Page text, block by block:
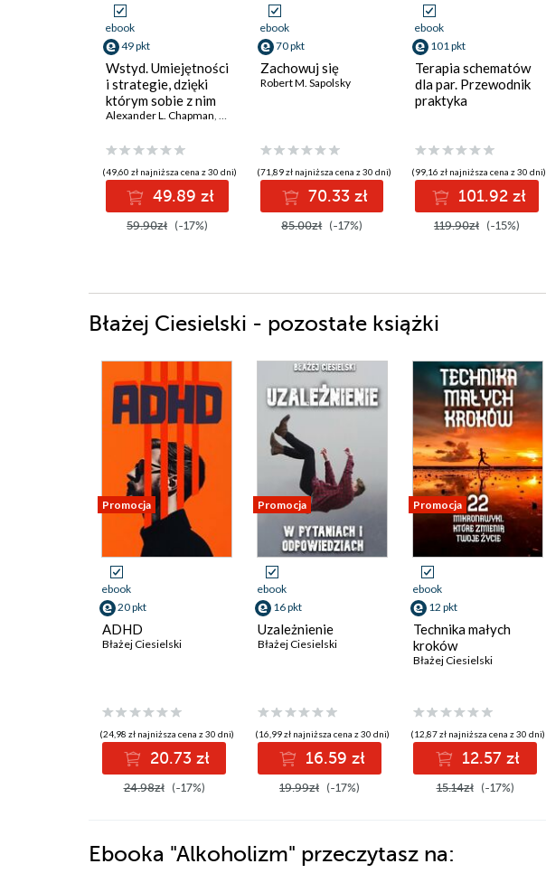
ebook
49 pkt
Wstyd. Umiejętności
i strategie, dzięki
którym sobie z nim
poradzisz
Alexander L. Chapman, Kim L. Gratz
(49,60 zł najniższa cena z 30 dni)
49.89 zł
59.90zł (-17%)
ebook
70 pkt
Zachowuj się
Robert M. Sapolsky
(71,89 zł najniższa cena z 30 dni)
70.33 zł
85.00zł (-17%)
ebook
101 pkt
Terapia schematów
dla par. Przewodnik
praktyka
(99,16 zł najniższa cena z 30 dni)
101.92 zł
119.90zł (-15%)
Błażej Ciesielski - pozostałe książki
Promocja
ebook
20 pkt
ADHD
Błażej Ciesielski
(24,98 zł najniższa cena z 30 dni)
20.73 zł
24.98zł (-17%)
Promocja
ebook
16 pkt
Uzależnienie
Błażej Ciesielski
(16,99 zł najniższa cena z 30 dni)
16.59 zł
19.99zł (-17%)
Promocja
ebook
12 pkt
Technika małych
kroków
Błażej Ciesielski
(12,87 zł najniższa cena z 30 dni)
12.57 zł
15.14zł (-17%)
Ebooka "Alkoholizm" przeczytasz na: